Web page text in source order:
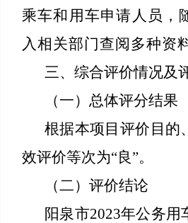
乘车和用车申请人员，
入相关部门查阅多种资
三、综合评价情况及
（一）总体评分结果
根据本项目评价目的
效评价等次为“良”。
（二）评价结论
阳泉市2023年公务